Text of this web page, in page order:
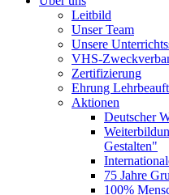
Leitbild
Unser Team
Unsere
VHS-
Zertifizierung
Ehrung
Aktionen
Deutscher
Gestalten"
75 Jahre
100%